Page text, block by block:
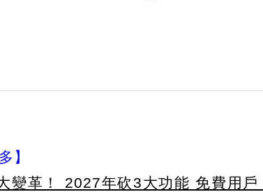
】
變革！ 2027年砍3大功能 免費用戶